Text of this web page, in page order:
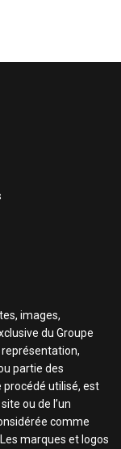
images,
du Groupe
partie des
procédé utilisé, est
ou de l’un
comme
marques et logos